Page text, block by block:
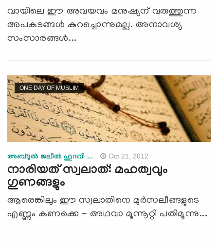
വായിലെ ഈ അവയവം മനുഷ്യന് വരുത്തുന്ന
അപകടങ്ങള്‍ കുറച്ചൊന്നുമല്ല. അനാവശ്യ
സംസാരങ്ങള്‍...
ONE DAY OF MUSLIM
അബ്ദുല്‍ ജലീല്‍ ഹുദവി ... Oct 21, 2012
നാരിയത് സ്വലാത്: മഹത്വവും
ഗുണങ്ങളും
ആരെങ്കിലും ഈ സ്വലാതിനെ മുര്‍സലീങ്ങളുടെ
എണ്ണം കണക്കെ - അഥവാ മൂന്നൂറ്റി പതിമൂന്നു...